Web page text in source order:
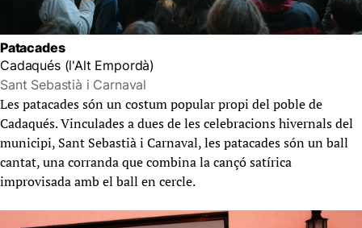
Patacades
Cadaqués (l'Alt Empordà)
Sant Sebastià i Carnaval
Les patacades són un costum popular propi del poble de
Cadaqués. Vinculades a dues de les celebracions hivernals del
municipi, Sant Sebastià i Carnaval, les patacades són un ball
cantat, una corranda que combina la cançó satírica
improvisada amb el ball en cercle.